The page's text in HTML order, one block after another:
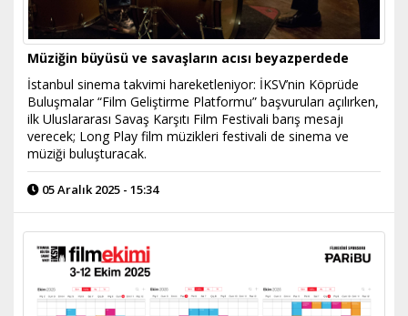
Müziğin büyüsü ve savaşların acısı beyazperdede
​İstanbul sinema takvimi hareketleniyor: İKSV’nin Köprüde
Buluşmalar “Film Geliştirme Platformu” başvuruları açılırken,
ilk Uluslararası Savaş Karşıtı Film Festivali barış mesajı
verecek; Long Play film müzikleri festivali de sinema ve
müziği buluşturacak.
05 Aralık 2025 - 15:34